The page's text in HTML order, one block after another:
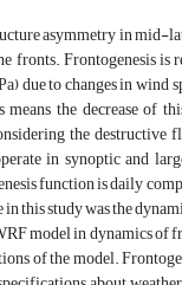
asymmetry in mid-
fronts. Frontogenesis
due to changes in wind
the decrease of
the destructive
in synoptic and
function is daily
this study was the
model in dynamics of
of the model.